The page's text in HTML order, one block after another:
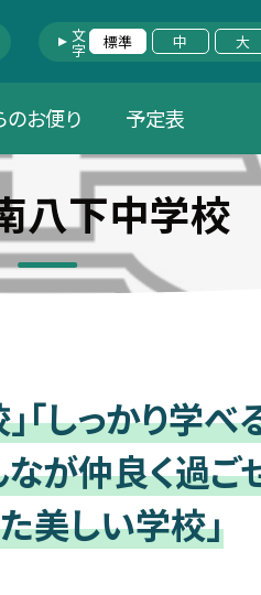
文字 標準 中 大
のお便り 予定表
八下中学校
しっかり学べ
が仲良く過ご
美しい学校」